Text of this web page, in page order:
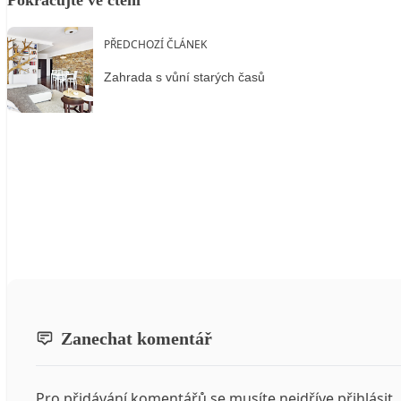
PŘEDCHOZÍ ČLÁNEK
Zahrada s vůní starých časů
Zanechat komentář